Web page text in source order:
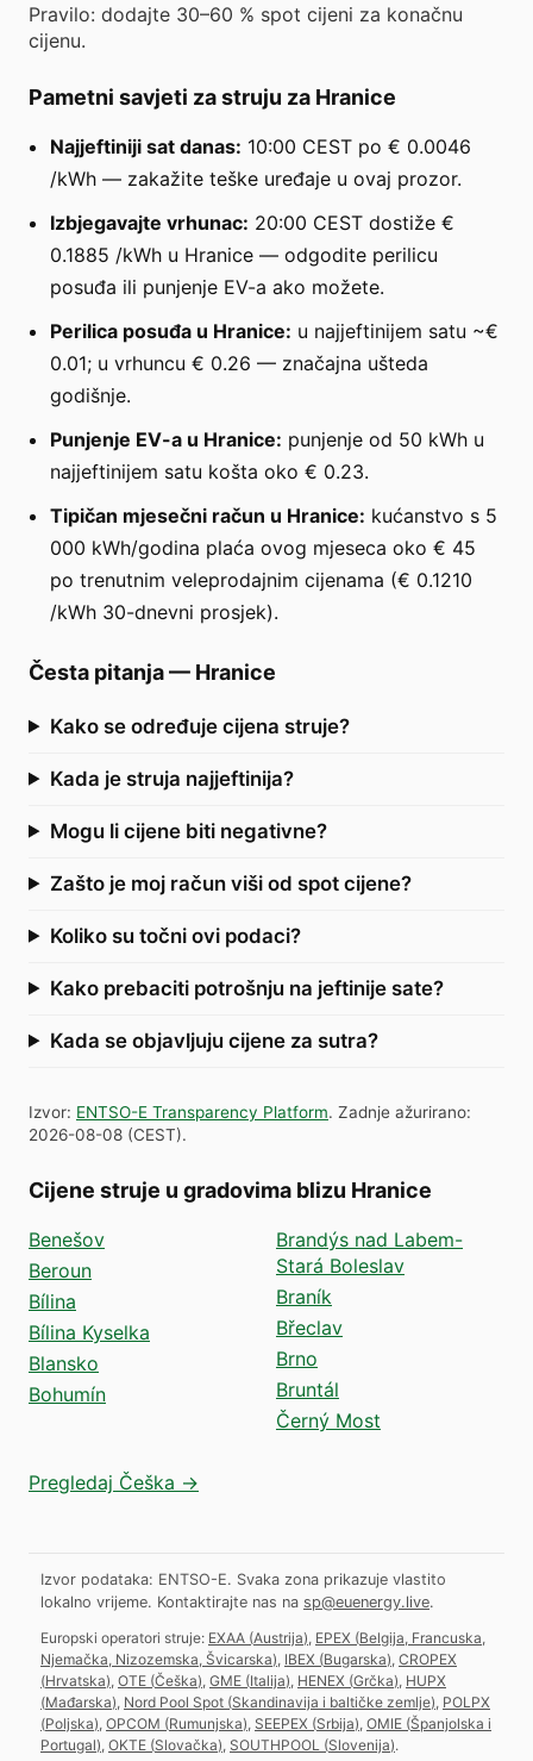
Pravilo: dodajte 30–60 % spot cijeni za konačnu
cijenu.
Pametni savjeti za struju za Hranice
Najjeftiniji sat danas: 10:00 CEST po € 0.0046
/kWh — zakažite teške uređaje u ovaj prozor.
Izbjegavajte vrhunac: 20:00 CEST dostiže €
0.1885 /kWh u Hranice — odgodite perilicu
posuđa ili punjenje EV-a ako možete.
Perilica posuđa u Hranice: u najjeftinijem satu ~€
0.01; u vrhuncu € 0.26 — značajna ušteda
godišnje.
Punjenje EV-a u Hranice: punjenje od 50 kWh u
najjeftinijem satu košta oko € 0.23.
Tipičan mjesečni račun u Hranice: kućanstvo s 5
000 kWh/godina plaća ovog mjeseca oko € 45
po trenutnim veleprodajnim cijenama (€ 0.1210
/kWh 30-dnevni prosjek).
Česta pitanja— Hranice
Kako se određuje cijena struje?
Kada je struja najjeftinija?
Mogu li cijene biti negativne?
Zašto je moj račun viši od spot cijene?
Koliko su točni ovi podaci?
Kako prebaciti potrošnju na jeftinije sate?
Kada se objavljuju cijene za sutra?
Izvor: ENTSO-E Transparency Platform. Zadnje ažurirano:
2026-08-08 (CEST).
Cijene struje u gradovima blizu Hranice
Benešov
Beroun
Bílina
Bílina Kyselka
Blansko
Bohumín
Brandýs nad Labem-
Stará Boleslav
Braník
Břeclav
Brno
Bruntál
Černý Most
Pregledaj Češka →
Izvor podataka: ENTSO-E. Svaka zona prikazuje vlastito
lokalno vrijeme. Kontaktirajte nas na sp@euenergy.live.
Europski operatori struje: EXAA (Austrija) EPEX (Belgija, Francuska,
Njemačka, Nizozemska, Švicarska) IBEX (Bugarska) CROPEX
(Hrvatska) OTE (Češka) GME (Italija) HENEX (Grčka) HUPX
(Mađarska) Nord Pool Spot (Skandinavija i baltičke zemlje) POLPX
(Poljska) OPCOM (Rumunjska) SEEPEX (Srbija) OMIE (Španjolska i
Portugal) OKTE (Slovačka) SOUTHPOOL (Slovenija).